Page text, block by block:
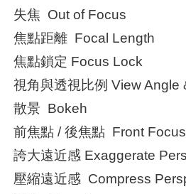
失焦 Out of Focus
焦點距離 Focal Length
焦點鎖定 Focus Lock
視角與透視比例 View Angle
散景 Bokeh
前焦點 / 後焦點 Front
誇大遠近感 Exaggerate
壓縮遠近感 Compress